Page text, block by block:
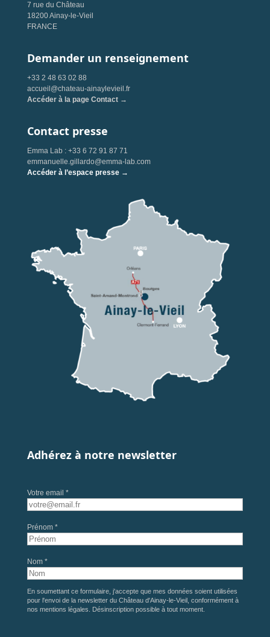
7 rue du Château
18200 Ainay-le-Vieil
FRANCE
Demander un renseignement
+33 2 48 63 02 88
accueil@chateau-ainaylevieil.fr
Accéder à la page Contact →
Contact presse
Emma Lab : +33 6 72 91 87 71
emmanuelle.gillardo@emma-lab.com
Accéder à l’espace presse →
Adhérez à notre newsletter
Votre email *
Prénom *
Nom *
En soumettant ce formulaire, j'accepte que mes données soient utilisées
pour l'envoi de la newsletter du Château d'Ainay-le-Vieil, conformément à
nos mentions légales . Désinscription possible à tout moment.